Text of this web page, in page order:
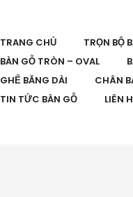
TRANG CHỦ
TRỌN BỘ
BÀN GỖ TRÒN – OVAL
GHẾ BĂNG DÀI
CHÂN
TIN TỨC BÀN GỖ
LIÊN